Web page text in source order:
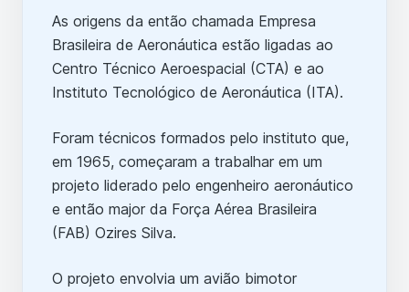
As origens da então chamada Empresa
Brasileira de Aeronáutica estão ligadas ao
Centro Técnico Aeroespacial (CTA) e ao
Instituto Tecnológico de Aeronáutica (ITA).
Foram técnicos formados pelo instituto que,
em 1965, começaram a trabalhar em um
projeto liderado pelo engenheiro aeronáutico
e então major da Força Aérea Brasileira
(FAB) Ozires Silva.
O projeto envolvia um avião bimotor